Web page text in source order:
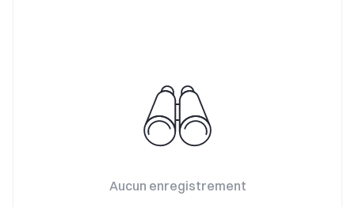
Aucun enregistrement